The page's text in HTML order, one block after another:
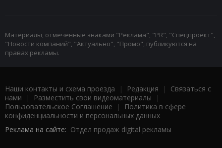
Материалы, отмеченные знаками "Реклама", "PR", "Спецпроект",
"Новости компаний", "Актуально", "Промо", публикуются на
правах рекламы.
Наши контакты и схема проезда | Редакция | Связаться с
нами | Разместить свои видеоматериалы |
Пользовательское Соглашение |
Политика в сфере
конфиденциальности и персональных данных
Реклама на сайте: Отдел продаж digital рекламы